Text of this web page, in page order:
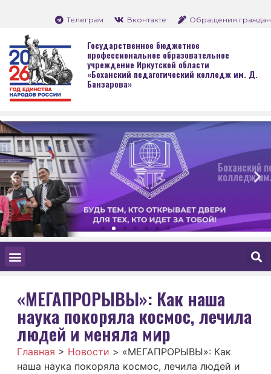
Телеграм Вконтакте Обращения граждан
Государственное бюджетное
профессиональное образовательное
учреждение Иркутской области
«Боханский педагогический колледж им. Д.
Банзарова»
Боханский педагогический
колледж им. Д. Банзарова
«МЕГАПРОРЫВЫ»: Как наша
наука покоряла космос, лечила
людей и меняла мир
Главная > Новости > «МЕГАПРОРЫВЫ»: Как
наша наука покоряла космос, лечила людей и